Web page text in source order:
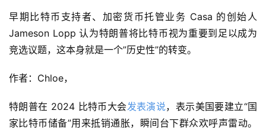
早期比特币支持者、加密货币托管业务 Casa 的创始人
Jameson Lopp 认为特朗普将比特币视为重要到足以成为
竞选议题，这本身就是一个”历史性”的转变。
作者：Chloe，
特朗普在 2024 比特币大会发表演说，表示美国要建立“国
家比特币储备”用来抵销通胀，瞬间台下群众欢呼声雷动。